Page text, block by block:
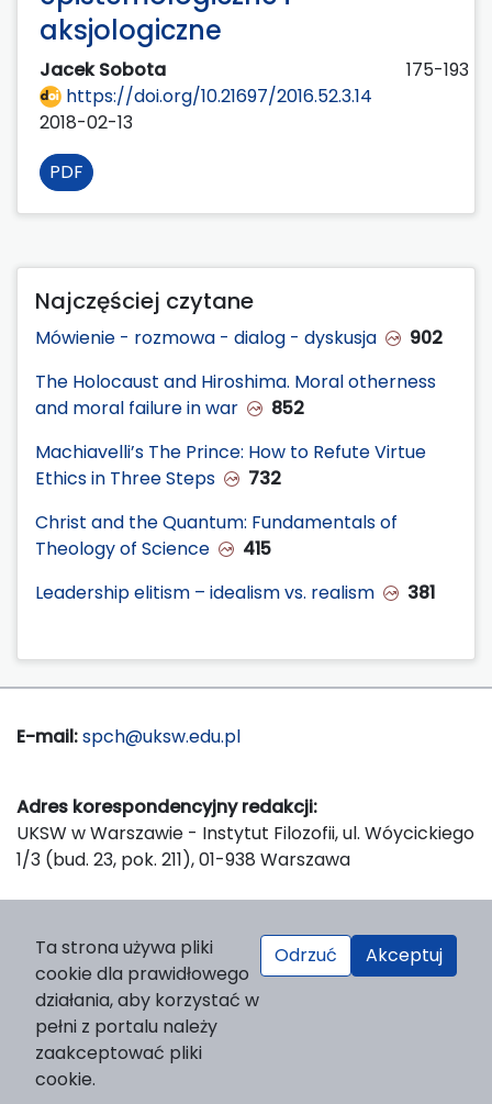
aksjologiczne
Jacek Sobota
175-193
https://doi.org/10.21697/2016.52.3.14
2018-02-13
PDF
Najczęściej czytane
Mówienie - rozmowa - dialog - dyskusja
902
The Holocaust and Hiroshima. Moral otherness
and moral failure in war
852
Machiavelli’s The Prince: How to Refute Virtue
Ethics in Three Steps
732
Christ and the Quantum: Fundamentals of
Theology of Science
415
Leadership elitism – idealism vs. realism
381
E-mail:spch@uksw.edu.pl
Adres korespondencyjny redakcji:
UKSW w Warszawie - Instytut Filozofii, ul. Wóycickiego
1/3 (bud. 23, pok. 211), 01-938 Warszawa
Wydawnictwo Naukowe UKSW, ul. Dewajtis 5, domek
nr 2, 01-815 Warszawa
Strona WWW Wydawnictwa
e-mail: wydawnictwo@uksw.edu.pl
Ta strona używa pliki
cookie dla prawidłowego
działania, aby korzystać w
pełni z portalu należy
zaakceptować pliki
cookie.
Odrzuć Akceptuj